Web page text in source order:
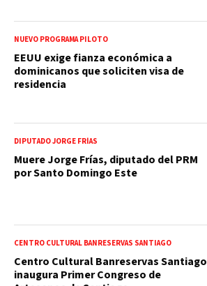
NUEVO PROGRAMA PILOTO
EEUU exige fianza económica a
dominicanos que soliciten visa de
residencia
DIPUTADO JORGE FRÍAS
Muere Jorge Frías, diputado del PRM
por Santo Domingo Este
CENTRO CULTURAL BANRESERVAS SANTIAGO
Centro Cultural Banreservas Santiago
inaugura Primer Congreso de